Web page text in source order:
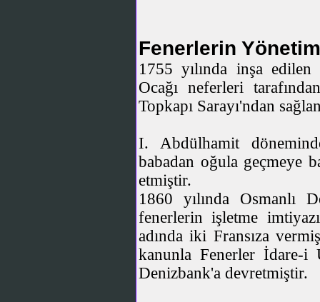
Fenerlerin
1755 yılında inşa
Ocağı neferleri
Topkapı Sarayı'ndan
I. Abdülhamit
babadan oğula geçmeye
etmiştir.
1860 yılında Osmanlı
fenerlerin işletme
adında iki Fransıza
kanunla Fenerler İdare-i
Denizbank'a devretmiştir.